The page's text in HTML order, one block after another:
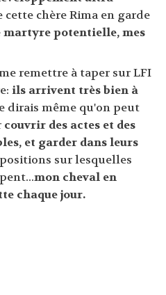
cette chère Rima en garde
martyre potentielle, mes
remettre à taper sur LFI
ils arrivent très bien à
dirais même qu'on peut
couvrir des actes et des
et garder dans leurs
sur lesquelles
mon cheval en
chaque jour.